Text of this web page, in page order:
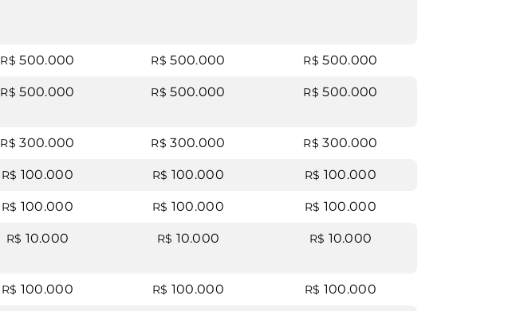
R$ 500.000 R$ 500.000 R$ 500.000
R$ 500.000 R$ 500.000 R$ 500.000
R$ 300.000 R$ 300.000 R$ 300.000
R$ 100.000 R$ 100.000 R$ 100.000
R$ 100.000 R$ 100.000 R$ 100.000
R$ 10.000 R$ 10.000 R$ 10.000
R$ 100.000 R$ 100.000 R$ 100.000